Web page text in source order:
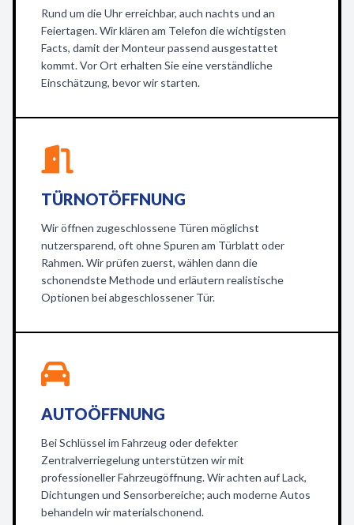
Rund um die Uhr erreichbar, auch nachts und an
Feiertagen. Wir klären am Telefon die wichtigsten
Facts, damit der Monteur passend ausgestattet
kommt. Vor Ort erhalten Sie eine verständliche
Einschätzung, bevor wir starten.
TÜRNOTÖFFNUNG
Wir öffnen zugeschlossene Türen möglichst
nutzersparend, oft ohne Spuren am Türblatt oder
Rahmen. Wir prüfen zuerst, wählen dann die
schonendste Methode und erläutern realistische
Optionen bei abgeschlossener Tür.
AUTOÖFFNUNG
Bei Schlüssel im Fahrzeug oder defekter
Zentralverriegelung unterstützen wir mit
professioneller Fahrzeugöffnung. Wir achten auf Lack,
Dichtungen und Sensorbereiche; auch moderne Autos
behandeln wir materialschonend.